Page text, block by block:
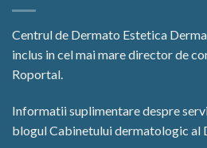
Centrul de Dermato Estetica
inclus in cel mai mare director de
Roportal
Informatii suplimentare despre
blogul Cabinetului dermatologic al